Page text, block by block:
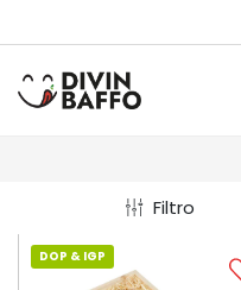
Filtro
DOP & IGP